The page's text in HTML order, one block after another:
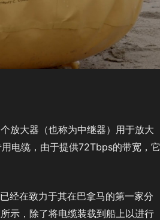
放大器（也称为中继器）用于放大
电缆，由于提供72Tbps的带宽，它
经在致力于其在巴拿马的第一家分
示，除了将电缆装载到船上以进行